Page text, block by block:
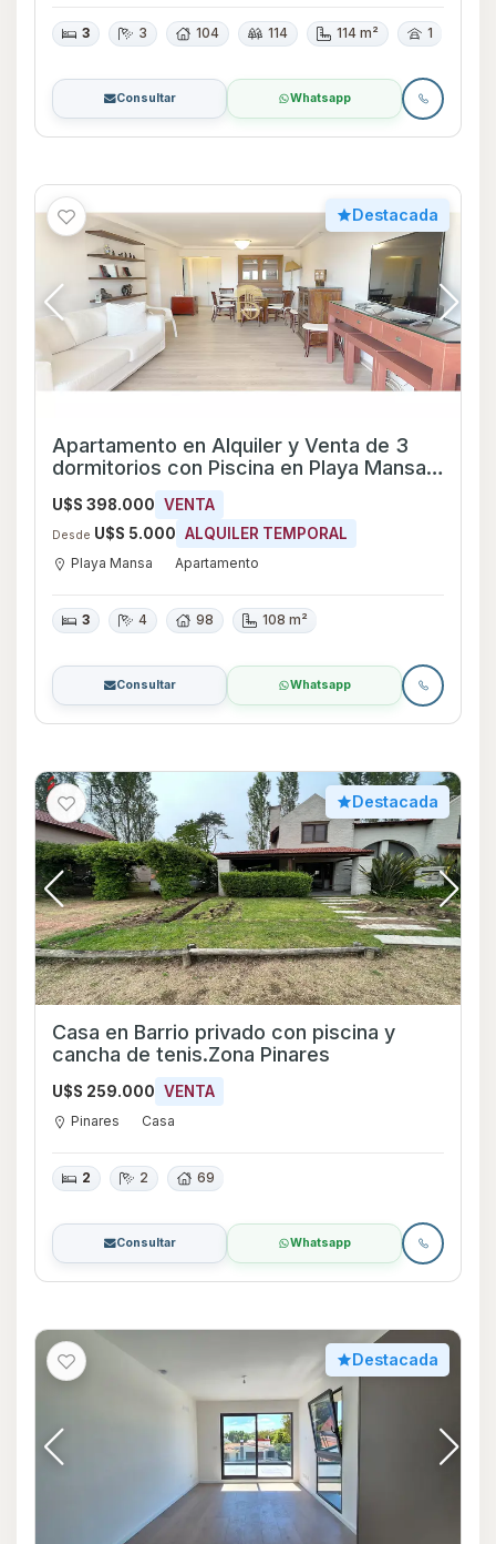
3 3 104 114 114 m² 1
Consultar Whatsapp
Destacada
Apartamento en Alquiler y Venta de 3
dormitorios con Piscina en Playa Mansa,
Maldonado
U$S 398.000 VENTA
Desde U$S 5.000 ALQUILER TEMPORAL
Playa Mansa Apartamento
3 4 98 108 m²
Consultar Whatsapp
Destacada
Casa en Barrio privado con piscina y
cancha de tenis.Zona Pinares
U$S 259.000 VENTA
Pinares Casa
2 2 69
Consultar Whatsapp
Destacada